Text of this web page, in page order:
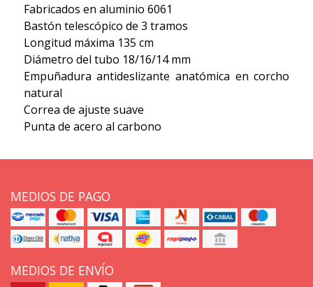
Fabricados en aluminio 6061
Bastón telescópico de 3 tramos
Longitud máxima 135 cm
Diámetro del tubo 18/16/14 mm
Empuñadura antideslizante anatómica en corcho
natural
Correa de ajuste suave
Punta de acero al carbono
MEDIOS DE PAGO
MEDIOS DE ENVÍO